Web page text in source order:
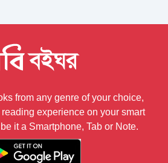
from any genre of your choice,
experience on your smart
it a Smartphone, Tab or Note.